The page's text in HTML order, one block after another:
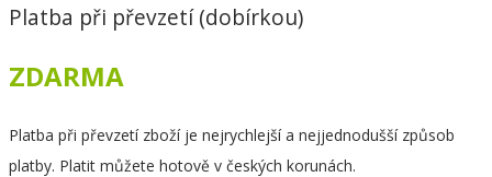
Platba při převzetí (dobírkou)
ZDARMA
Platba při převzetí zboží je nejrychlejší a nejjednodušší způsob
platby. Platit můžete hotově v českých korunách.